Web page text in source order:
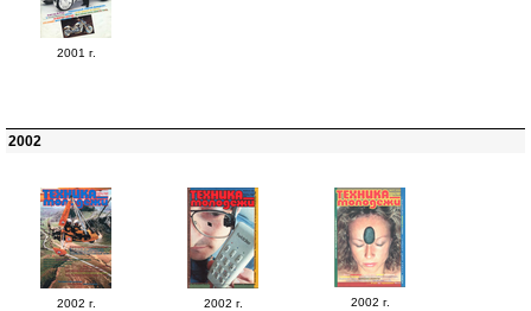
2001 г.
2002
2002 г. 2002 г. 2002 г.